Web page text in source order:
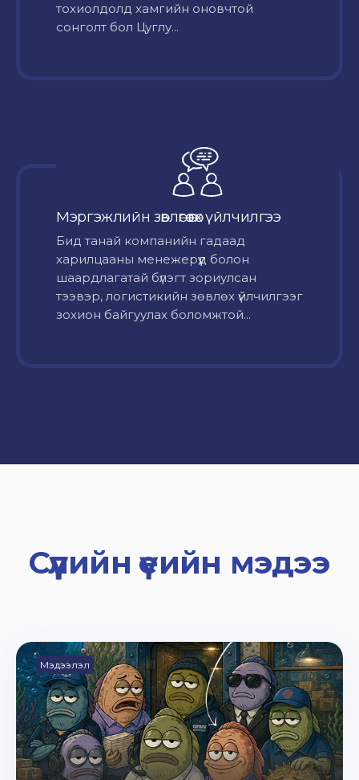
тохиолдолд хамгийн оновчтой
сонголт бол Цуглу...
Мэргэжлийн зөвлөгөө өгөх үйлчилгээ
Бид танай компанийн гадаад
харилцааны менежерүүд болон
шаардлагатай бүлэгт зориулсан
тээвэр, логистикийн зөвлөх үйлчилгээг
зохион байгуулах боломжтой...
Сүүлийн үеийн мэдээ
Мэдээлэл